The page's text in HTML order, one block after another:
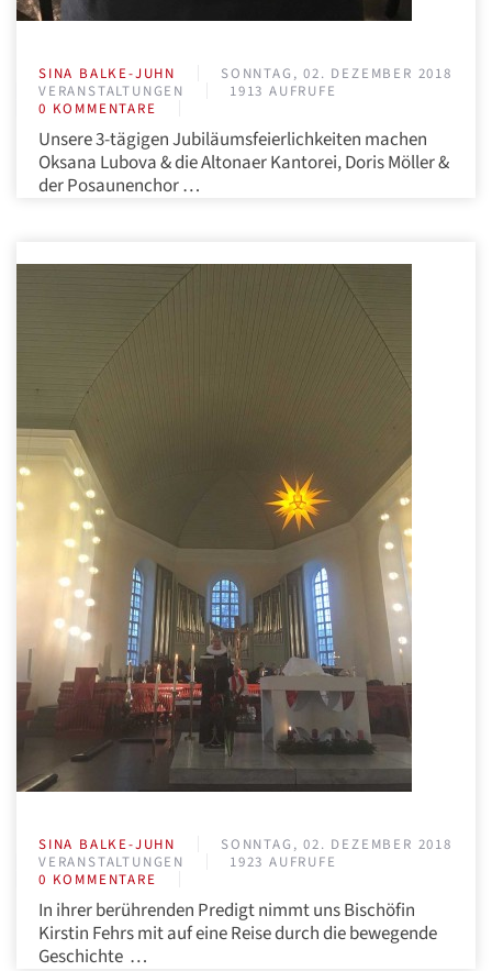
SINA BALKE-JUHN
SONNTAG, 02. DEZEMBER 2018
VERANSTALTUNGEN
1913 AUFRUFE
0 KOMMENTARE
Unsere 3-tägigen Jubiläumsfeierlichkeiten machen
Oksana Lubova & die Altonaer Kantorei, Doris Möller &
der Posaunenchor …
SINA BALKE-JUHN
SONNTAG, 02. DEZEMBER 2018
VERANSTALTUNGEN
1923 AUFRUFE
0 KOMMENTARE
In ihrer berührenden Predigt nimmt uns Bischöfin
Kirstin Fehrs mit auf eine Reise durch die bewegende
Geschichte …